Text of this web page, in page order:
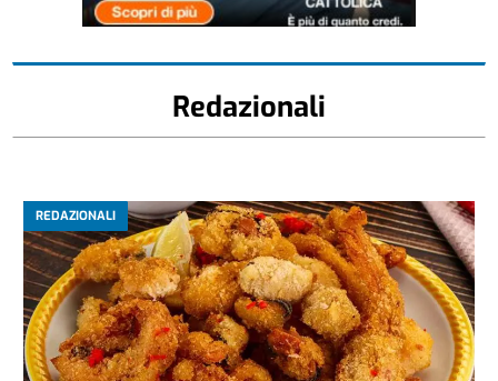
Redazionali
REDAZIONALI